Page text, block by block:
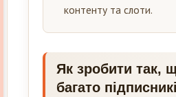
контенту та слоти.
Як зробити так,
багато